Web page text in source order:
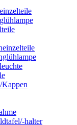
halter